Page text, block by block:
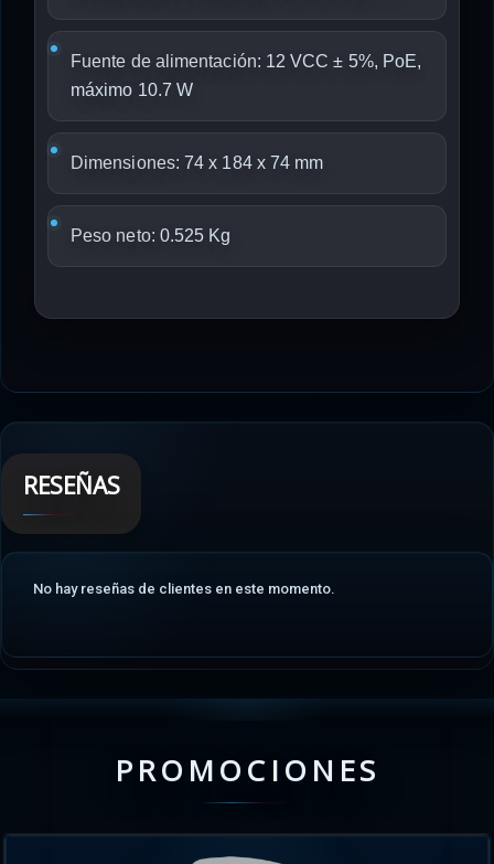
Fuente de alimentación: 12 VCC ± 5%, PoE,
máximo 10.7 W
Dimensiones: 74 x 184 x 74 mm
Peso neto: 0.525 Kg
RESEÑAS
No hay reseñas de clientes en este momento.
PROMOCIONES